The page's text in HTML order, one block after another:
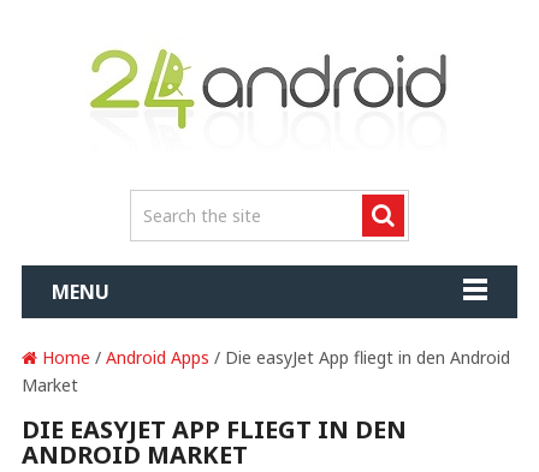
MENU
Home / Android Apps / Die easyJet App fliegt in den Android
Market
DIE EASYJET APP FLIEGT IN DEN
ANDROID MARKET